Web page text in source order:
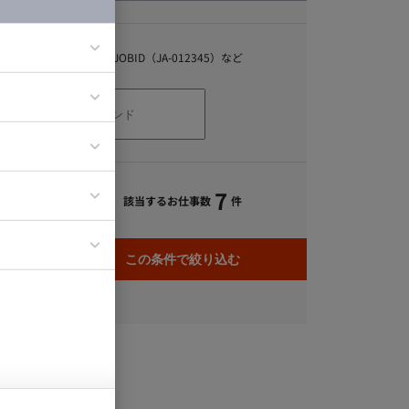
ア
スキル、職種、JOBID（JA-012345）など
該当するお仕事数 7 件
この条件で絞り込む